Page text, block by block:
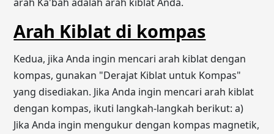
Arah Kiblat di kompas
Kedua, jika Anda ingin mencari arah kiblat dengan
kompas, gunakan "Derajat Kiblat untuk Kompas"
yang disediakan. Jika Anda ingin mencari arah kiblat
dengan kompas, ikuti langkah-langkah berikut: a)
Jika Anda ingin mengukur dengan kompas magnetik,